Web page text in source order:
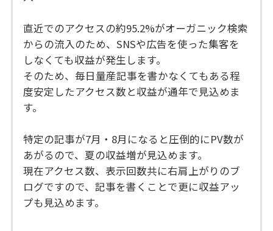
直近でのアクセスの約95.2%がオーガニック検索
からの流入のため、SNSや広告を使った集客を
しなくても収益が発生します。
そのため、毎日量産記事を書かなくてもある程
度安定したアクセス数と収益が通年で見込めま
す。
特定の記事が7月・8月になると圧倒的にPV数が
あがるので、夏の収益増が見込めます。
現在アクセス数、表示回数共に右肩上がりのブ
ログですので、記事を書くことで更に収益アッ
プも見込めます。